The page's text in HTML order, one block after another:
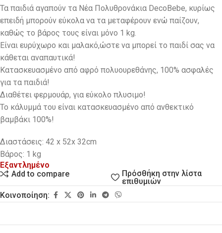
Τα παιδιά αγαπούν τα Νέα Πολυθρονάκια DecoBebe, κυρίως
επειδή μπορούν εύκολα να τα μεταφέρουν ενώ παίζουν,
καθώς το βάρος τους είναι μόνο 1 kg.
Eίναι ευρύχωρο και μαλακό,ώστε να μπορεί το παιδί σας να
κάθεται αναπαυτικά!
Κατασκευασμένο από αφρό πολυουρεθάνης, 100% ασφαλές
για τα παιδιά!
Διαθέτει φερμουάρ, για εύκολο πλυσιμο!
Το κάλυμμά του είναι κατασκευασμένο από ανθεκτικό
βαμβάκι 100%!
Διαστάσεις: 42 x 52x 32cm
Βάρος: 1 kg
Εξαντλημένο
Add to compare
Πρόσθήκη στην λίστα
επιθυμιών
Κοινοποίηση: